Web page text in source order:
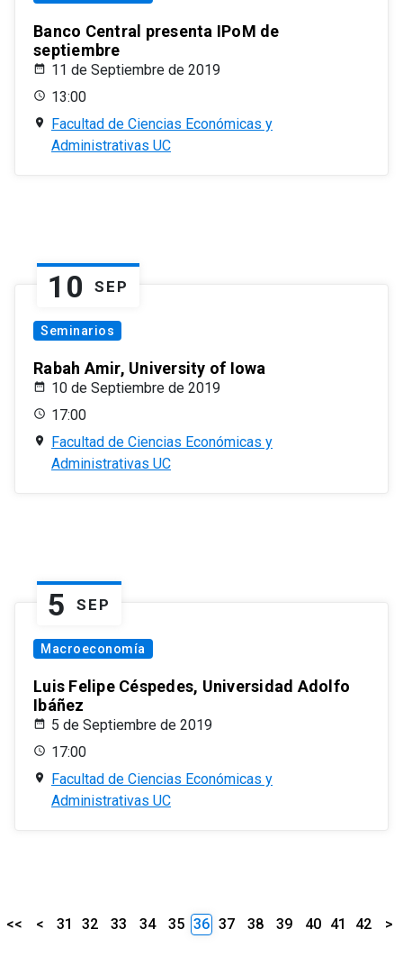
Banco Central presenta IPoM de
septiembre
11 de Septiembre de 2019
13:00
Facultad de Ciencias Económicas y
Administrativas UC
10 SEP
Seminarios
Rabah Amir, University of Iowa
10 de Septiembre de 2019
17:00
Facultad de Ciencias Económicas y
Administrativas UC
5 SEP
Macroeconomía
Luis Felipe Céspedes, Universidad Adolfo
Ibáñez
5 de Septiembre de 2019
17:00
Facultad de Ciencias Económicas y
Administrativas UC
<< < 31 32 33 34 35 36 37 38 39 40 41 42 >